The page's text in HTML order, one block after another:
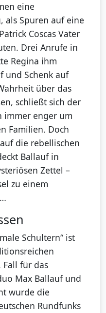
eine
als Spuren auf eine
Coscas Vater
Drei Anrufe in
Regina ihm
und Schenk auf
über das
schließt sich der
immer enger um
Familien. Doch
die rebellischen
Ballauf in
Zettel –
zu einem
Schultern“ ist
für das
Max Ballauf und
wurde die
Rundfunks